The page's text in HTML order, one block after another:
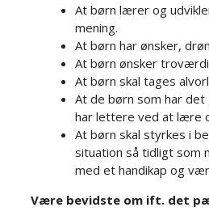
At børn lærer og
mening.​
At børn har ønsker,
At børn ønsker
At børn skal tages
At de børn som har det
har lettere ved at lære
At børn skal styrkes i
situation så tidligt som
med et handikap og
Være bevidste om ift. det